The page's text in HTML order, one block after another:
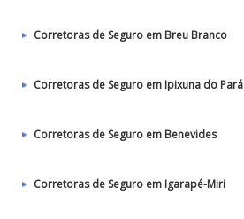
Corretoras de Seguro em Breu Branco
Corretoras de Seguro em Ipixuna do Pará
Corretoras de Seguro em Benevides
Corretoras de Seguro em Igarapé-Miri